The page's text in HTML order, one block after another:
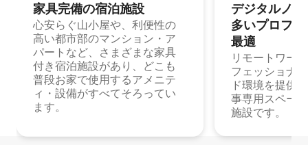
家具完備の宿⁠泊⁠施⁠設
心安らぐ山小屋や、利便性の
高い都市部のマンション・ア
パートなど、さまざまな家具
付き宿泊施設があり、どこも
普段お家で使用するアメニテ
ィ・設備がすべてそろってい
ます。
デジタルノ
多⁠いプ⁠ロ⁠フ⁠
最⁠適
リモートワー
フェッショナ
ド環境を提供
事専用スペー
施設です。